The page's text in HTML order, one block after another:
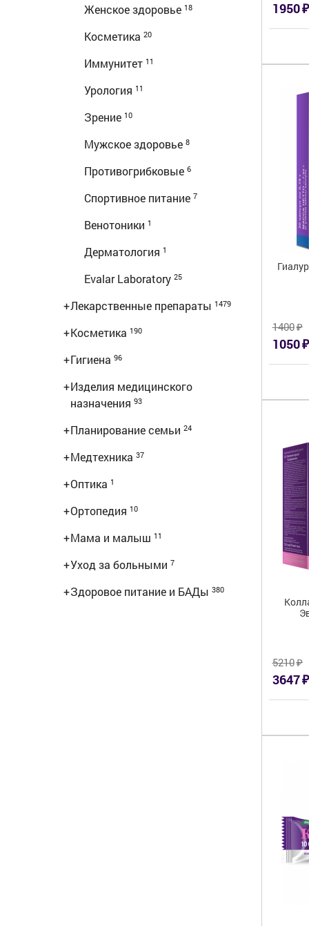
Женское здоровье 18
Косметика 20
Иммунитет 11
Урология 11
Зрение 10
Мужское здоровье 8
Противогрибковые 6
Спортивное питание 7
Венотоники 1
Дерматология 1
Evalar Laboratory 25
+Лекарственные препараты 1479
+Косметика 190
+Гигиена 96
+Изделия медицинского
назначения 93
+Планирование семьи 24
+Медтехника 37
+Оптика 1
+Ортопедия 10
+Мама и малыш 11
+Уход за больными 7
+Здоровое питание и БАДы 380
1950₽
1400₽
1050₽
5210₽
3647₽